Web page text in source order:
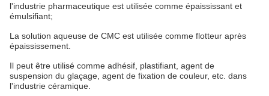
l'industrie pharmaceutique est utilisée comme épaississant et
émulsifiant;
La solution aqueuse de CMC est utilisée comme flotteur après
épaississement.
Il peut être utilisé comme adhésif, plastifiant, agent de
suspension du glaçage, agent de fixation de couleur, etc. dans
l'industrie céramique.